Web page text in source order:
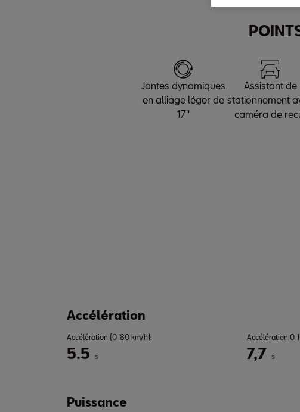
Jantes dynamiques
en alliage léger de
17′′
Assistant de
stationnement
caméra de
Accélération
Accélération (0-80 km/h):
5.5 s
Accélération 0-
7,7 s
Puissance